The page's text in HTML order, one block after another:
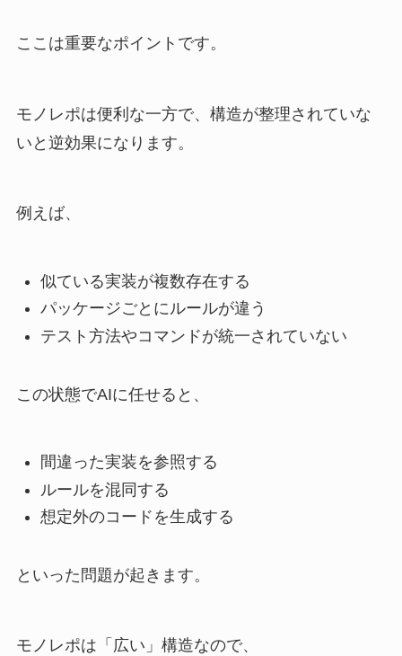
ここは重要なポイントです。
モノレポは便利な一方で、構造が整理されていな
いと逆効果になります。
例えば、
似ている実装が複数存在する
パッケージごとにルールが違う
テスト方法やコマンドが統一されていない
この状態でAIに任せると、
間違った実装を参照する
ルールを混同する
想定外のコードを生成する
といった問題が起きます。
モノレポは「広い」構造なので、